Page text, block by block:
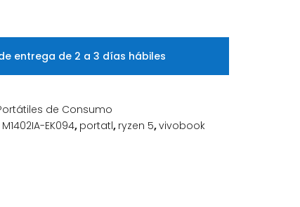
entrega de 2 a 3 días hábiles
de Consumo
M1402IA-EK094, portatl, ryzen 5,vivobook